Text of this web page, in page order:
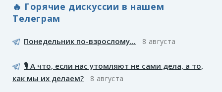
🔥 Горячие дискуссии в нашем
Телеграм
Понедельник по-взрослому... 8 августа
🎙️ А что, если нас утомляют не сами дела, а то,
как мы их делаем?
8 августа